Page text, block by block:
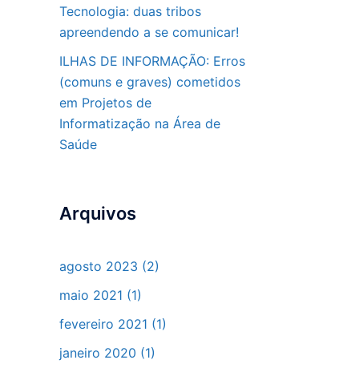
Tecnologia: duas tribos
apreendendo a se comunicar!
ILHAS DE INFORMAÇÃO: Erros
(comuns e graves) cometidos
em Projetos de
Informatização na Área de
Saúde
Arquivos
agosto 2023 (2)
maio 2021 (1)
fevereiro 2021 (1)
janeiro 2020 (1)